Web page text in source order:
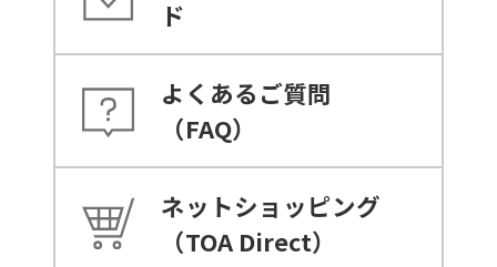
ド
よくあるご質問
（FAQ）
ネットショッピング
（TOA Direct）